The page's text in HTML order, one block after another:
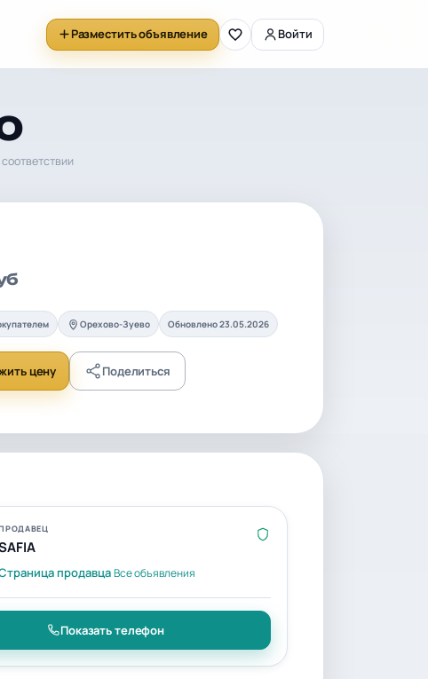
Разместить объявление Войти
Орехово-Зуево Обновлено 23.05.2026
цену Поделиться
продавцаВсе объявления
Показать телефон